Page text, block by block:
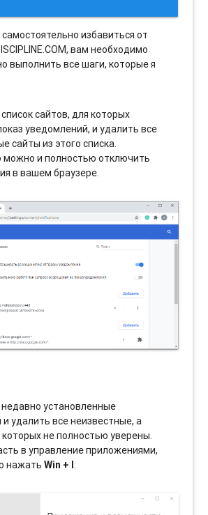
избавиться от
вам необходимо
выполнить все шаги, которые я
сайтов, для которых
уведомлений, и удалить все
сайты из этого списка.
можно и полностью отключить
в вашем браузере.
установленные
удалить все неизвестные, а
которых не полностью уверены.
в управление приложениями,
нажатьWin + I.